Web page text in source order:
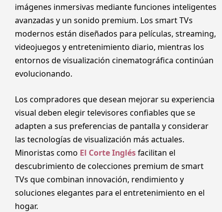
imágenes inmersivas mediante funciones inteligentes
avanzadas y un sonido premium. Los smart TVs
modernos están diseñados para películas, streaming,
videojuegos y entretenimiento diario, mientras los
entornos de visualización cinematográfica continúan
evolucionando.
Los compradores que desean mejorar su experiencia
visual deben elegir televisores confiables que se
adapten a sus preferencias de pantalla y considerar
las tecnologías de visualización más actuales.
Minoristas como El Corte Inglésfacilitan el
descubrimiento de colecciones premium de smart
TVs que combinan innovación, rendimiento y
soluciones elegantes para el entretenimiento en el
hogar.